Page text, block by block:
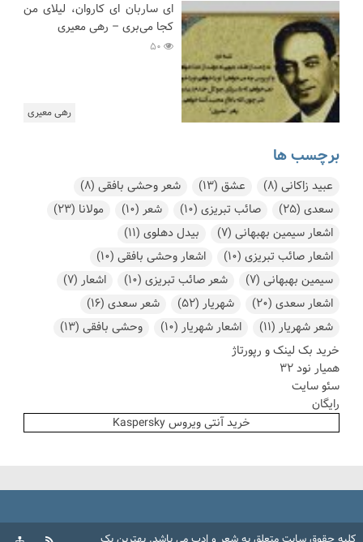
رهی معیری
ای ساربان ای کاروان، لیلای من
کجا می‌بری – رهی معیری
برچسب ها
عبید زاکانی(8) عشق(13) شعر وحشی بافقی(8)
سعدی(25) صائب تبریزی(10) شعر(10) مولانا (23)
اشعار سیمین بهبهانی(7) بیدل دهلوی(11)
اشعار صائب تبریزی(10) اشعار وحشی بافقی(10)
سیمین بهبهانی(7) شعر صائب تبریزی(10) اشعار(7)
اشعار سعدی(20) شهریار(52) شعر سعدی(16)
شعر شهریار(11) اشعار شهریار(10) وحشی بافقی(13)
خرید بک لینک و رپورتاژ
همیار نود 32
سئو سایت
رایگان
خرید آنتی ویروس Kaspersky